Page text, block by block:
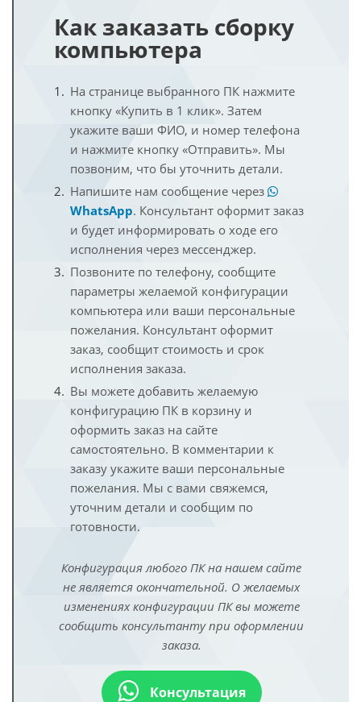
Как заказать сборку
компьютера
На странице выбранного ПК нажмите
кнопку «Купить в 1 клик». Затем
укажите ваши ФИО, и номер телефона
и нажмите кнопку «Отправить». Мы
позвоним, что бы уточнить детали.
Напишите нам сообщение через
WhatsApp. Консультант оформит заказ
и будет информировать о ходе его
исполнения через мессенджер.
Позвоните по телефону, сообщите
параметры желаемой конфигурации
компьютера или ваши персональные
пожелания. Консультант оформит
заказ, сообщит стоимость и срок
исполнения заказа.
Вы можете добавить желаемую
конфигурацию ПК в корзину и
оформить заказ на сайте
самостоятельно. В комментарии к
заказу укажите ваши персональные
пожелания. Мы с вами свяжемся,
уточним детали и сообщим по
готовности.
Конфигурация любого ПК на нашем сайте
не является окончательной. О желаемых
изменениях конфигурации ПК вы можете
сообщить консультанту при оформлении
заказа.
Консультация